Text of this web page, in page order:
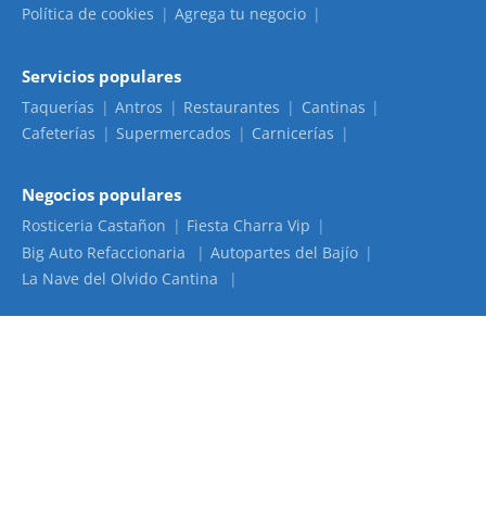
Política de cookies
Agrega tu negocio
Servicios populares
Taquerías Antros Restaurantes
Cantinas
Cafeterías
Supermercados Carnicerías
Negocios populares
Rosticeria Castañon
Fiesta Charra Vip
Big Auto Refaccionaria
Autopartes del Bajío
La Nave del Olvido Cantina